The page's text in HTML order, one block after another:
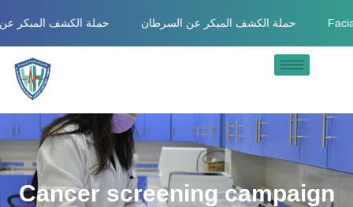
حملة الكشف حملة الكشف المبكر عن السرطان Facial
Cancer screening campaign